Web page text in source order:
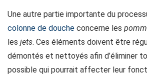
Une autre partie importante du
colonne de douche concerne les
les jets. Ces éléments doivent être
démontés et nettoyés afin d’éliminer
possible qui pourrait affecter leur